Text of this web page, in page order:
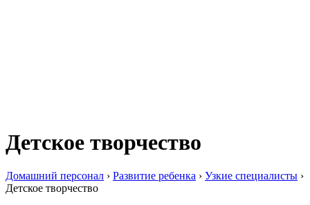
Детское творчество
Домашний персонал › Развитие ребенка › Узкие специалисты ›
Детское творчество